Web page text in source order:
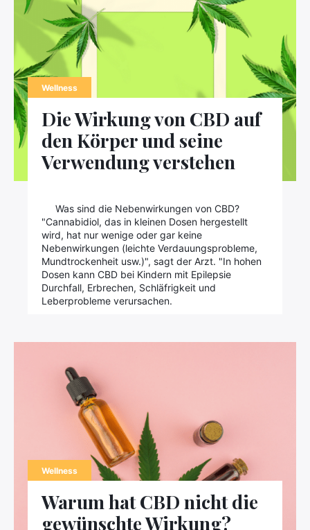
Wellness
Die Wirkung von CBD auf
den Körper und seine
Verwendung verstehen
Was sind die Nebenwirkungen von CBD?
"Cannabidiol, das in kleinen Dosen hergestellt
wird, hat nur wenige oder gar keine
Nebenwirkungen (leichte Verdauungsprobleme,
Mundtrockenheit usw.)", sagt der Arzt. "In hohen
Dosen kann CBD bei Kindern mit Epilepsie
Durchfall, Erbrechen, Schläfrigkeit und
Leberprobleme verursachen.
Wellness
Warum hat CBD nicht die
gewünschte Wirkung?
×
Suchen
nach: